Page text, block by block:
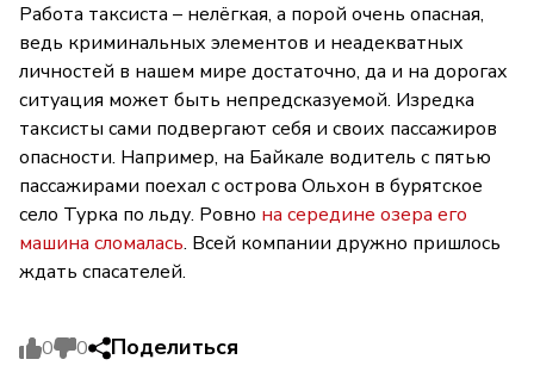
Работа таксиста – нелёгкая, а порой очень опасная,
ведь криминальных элементов и неадекватных
личностей в нашем мире достаточно, да и на дорогах
ситуация может быть непредсказуемой. Изредка
таксисты сами подвергают себя и своих пассажиров
опасности. Например, на Байкале водитель с пятью
пассажирами поехал с острова Ольхон в бурятское
село Турка по льду. Ровно на середине озера его
машина сломалась. Всей компании дружно пришлось
ждать спасателей.
0 0 Поделиться